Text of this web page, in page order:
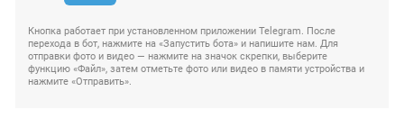
Кнопка работает при установленном приложении Telegram. После
перехода в бот, нажмите на «Запустить бота» и напишите нам. Для
отправки фото и видео — нажмите на значок скрепки, выберите
функцию «Файл», затем отметьте фото или видео в памяти устройства и
нажмите «Отправить».